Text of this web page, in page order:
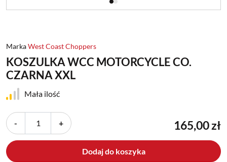
MarkaWest Coast Choppers
KOSZULKA WCC MOTORCYCLE CO.
CZARNA XXL
Mała ilość
- + 165,00 zł
Dodaj do koszyka